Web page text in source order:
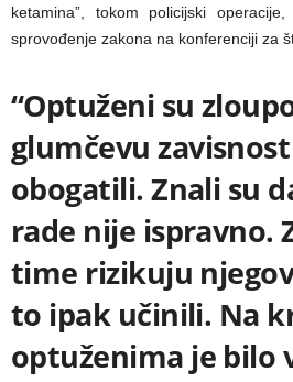
ketamina”, tokom policijski
sprovođenje zakona na konferenciji za
“Optuženi su
glumčevu
obogatili. Znali su
rade nije ispravno.
time rizikuju
to ipak učinili. Na
optuženima je bilo